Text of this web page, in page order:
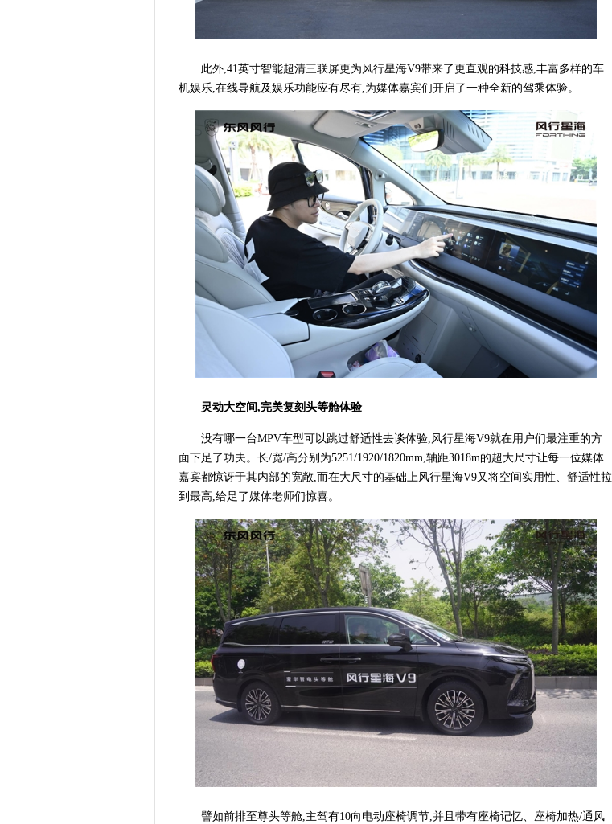
此外,41英寸智能超清三联屏更为风行星海V9带来了更直观的科技感,丰富多样的车
机娱乐,在线导航及娱乐功能应有尽有,为媒体嘉宾们开启了一种全新的驾乘体验。
灵动大空间,完美复刻头等舱体验
没有哪一台MPV车型可以跳过舒适性去谈体验,风行星海V9就在用户们最注重的方
面下足了功夫。长/宽/高分别为5251/1920/1820mm,轴距3018m的超大尺寸让每一位媒体
嘉宾都惊讶于其内部的宽敞,而在大尺寸的基础上风行星海V9又将空间实用性、舒适性拉
到最高,给足了媒体老师们惊喜。
譬如前排至尊头等舱,主驾有10向电动座椅调节,并且带有座椅记忆、座椅加热/通风